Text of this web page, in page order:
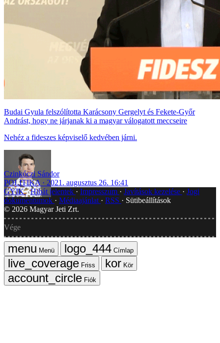
Budai Gyula felszólította Karácsony Gergelyt és Fekete-Győr
Andrást, hogy ne járjanak ki a magyar válogatott meccseire
Nehéz a fideszes képviselő kedvében járni.
Czinkóczi Sándor
POLITIKA
2021. augusztus 26. 16:41
GYIK Hibát jelentek Impresszum Javítások kezelése
Jogi
dokumentumok
Médiaajánlat RSS
Sütibeállítások
© 2026 Magyar Jeti Zrt.
Vége
Menü
Címlap
Friss
Kör
Fiók